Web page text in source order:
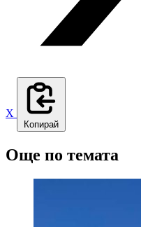
X
Копирай
Още по темата